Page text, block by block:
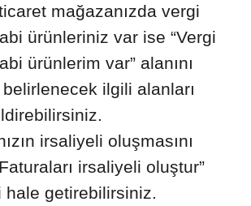
mağazanızda vergi
ürünleriniz var ise “Vergi
ürünlerim var” alanını
ilgili alanları
irsaliyeli oluşmasını
irsaliyeli oluştur”
hale getirebilirsiniz.